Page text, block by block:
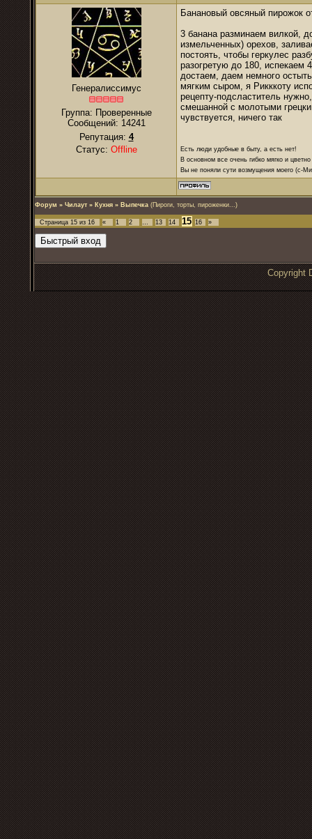
Генералиссимус
Группа: Проверенные
Сообщений: 14241
Репутация: 4
Статус: Offline
Банановый овсяный пирожок
3 банана разминаем вилкой,
измельченных) орехов,
постоять, чтобы геркулес
разогретую до 180, испекаем
достаем, даем немного
мягким сыром, я Рикккоту
рецепту-подсластитель
смешанной с молотыми
чувствуется, ничего так
Есть люди удобные в быту, а есть нет!
В основном все очень гибко мягко и цветно
Вы не поняли сути возмущения моего (с-
Форум » Чилаут » Кухня » Выпечка (Пироги, торты, пироженки...)
Страница 15 из 16 « 1 2 … 13 14 15 16 »
Copyright